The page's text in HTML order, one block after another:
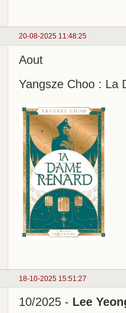
20-08-2025 11:48:25
Aout
Yangsze Choo : La
18-10-2025 15:51:27
10/2025 - Lee